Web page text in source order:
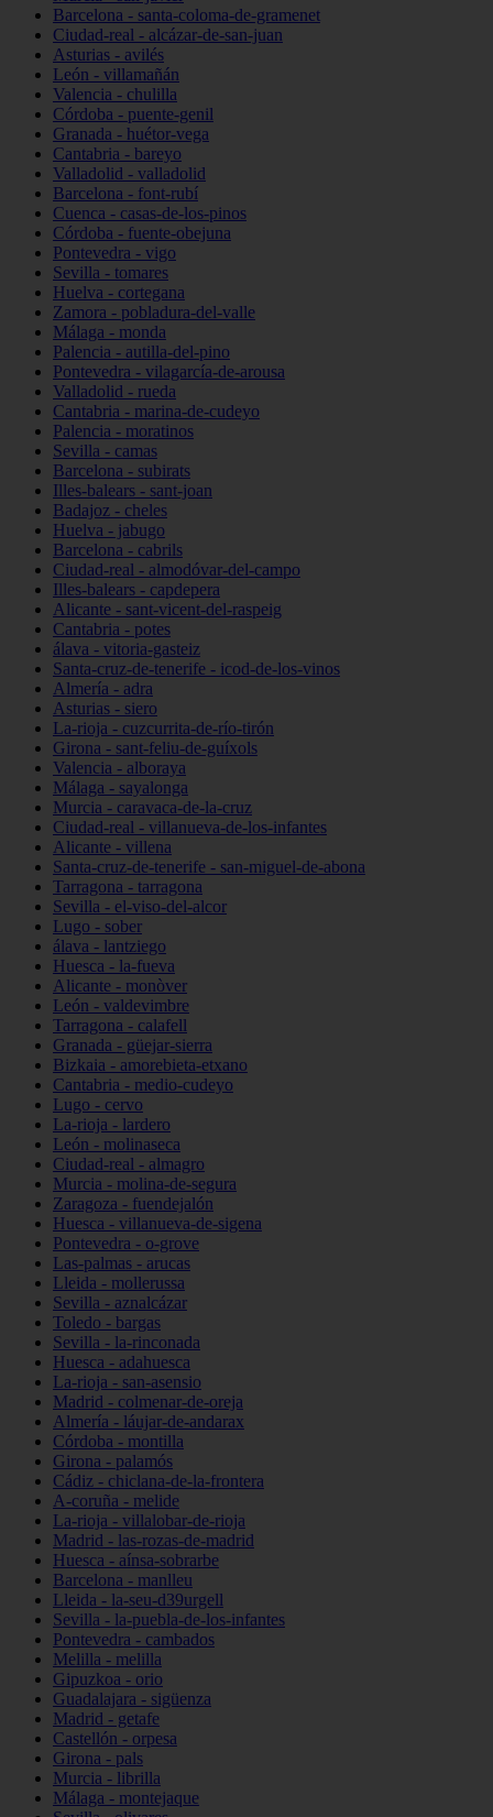
Barcelona - santa-coloma-de-gramenet
Ciudad-real - alcázar-de-san-juan
Asturias - avilés
León - villamañán
Valencia - chulilla
Córdoba - puente-genil
Granada - huétor-vega
Cantabria - bareyo
Valladolid - valladolid
Barcelona - font-rubí
Cuenca - casas-de-los-pinos
Córdoba - fuente-obejuna
Pontevedra - vigo
Sevilla - tomares
Huelva - cortegana
Zamora - pobladura-del-valle
Málaga - monda
Palencia - autilla-del-pino
Pontevedra - vilagarcía-de-arousa
Valladolid - rueda
Cantabria - marina-de-cudeyo
Palencia - moratinos
Sevilla - camas
Barcelona - subirats
Illes-balears - sant-joan
Badajoz - cheles
Huelva - jabugo
Barcelona - cabrils
Ciudad-real - almodóvar-del-campo
Illes-balears - capdepera
Alicante - sant-vicent-del-raspeig
Cantabria - potes
álava - vitoria-gasteiz
Santa-cruz-de-tenerife - icod-de-los-vinos
Almería - adra
Asturias - siero
La-rioja - cuzcurrita-de-río-tirón
Girona - sant-feliu-de-guíxols
Valencia - alboraya
Málaga - sayalonga
Murcia - caravaca-de-la-cruz
Ciudad-real - villanueva-de-los-infantes
Alicante - villena
Santa-cruz-de-tenerife - san-miguel-de-abona
Tarragona - tarragona
Sevilla - el-viso-del-alcor
Lugo - sober
álava - lantziego
Huesca - la-fueva
Alicante - monòver
León - valdevimbre
Tarragona - calafell
Granada - güejar-sierra
Bizkaia - amorebieta-etxano
Cantabria - medio-cudeyo
Lugo - cervo
La-rioja - lardero
León - molinaseca
Ciudad-real - almagro
Murcia - molina-de-segura
Zaragoza - fuendejalón
Huesca - villanueva-de-sigena
Pontevedra - o-grove
Las-palmas - arucas
Lleida - mollerussa
Sevilla - aznalcázar
Toledo - bargas
Sevilla - la-rinconada
Huesca - adahuesca
La-rioja - san-asensio
Madrid - colmenar-de-oreja
Almería - láujar-de-andarax
Córdoba - montilla
Girona - palamós
Cádiz - chiclana-de-la-frontera
A-coruña - melide
La-rioja - villalobar-de-rioja
Madrid - las-rozas-de-madrid
Huesca - aínsa-sobrarbe
Barcelona - manlleu
Lleida - la-seu-d39urgell
Sevilla - la-puebla-de-los-infantes
Pontevedra - cambados
Melilla - melilla
Gipuzkoa - orio
Guadalajara - sigüenza
Madrid - getafe
Castellón - orpesa
Girona - pals
Murcia - librilla
Málaga - montejaque